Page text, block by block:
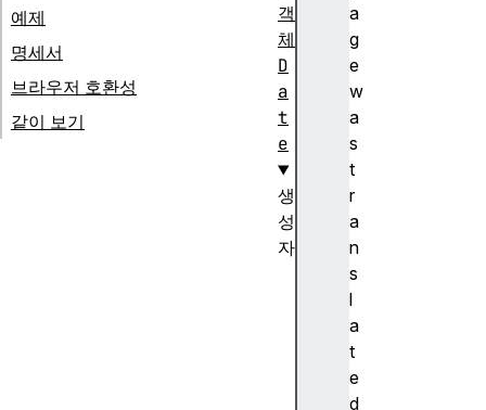
a
g
e
w
a
s
t
r
a
n
s
l
a
t
e
d
예제
명세서
브라우저 호환성
같이 보기
객
체
D
a
t
e
생
성
자